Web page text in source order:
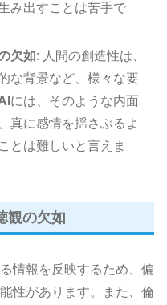
み出すことは苦手で
欠如: 人間の創造性は、
な背景など、様々な要
には、そのような内面
真に感情を揺さぶるよ
とは難しいと言えま
観の欠如
情報を反映するため、偏
性があります。また、倫